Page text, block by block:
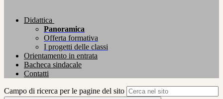
Didattica
Panoramica
Offerta formativa
I progetti delle classi
Orientamento in entrata
Bacheca sindacale
Contatti
Campo di ricerca per le pagine del sito